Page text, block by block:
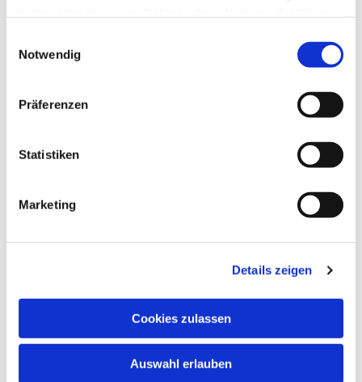
Notwendig
Präferenzen
Statistiken
Marketing
Details zeigen
Cookies zulassen
Auswahl erlauben
Dies könnte Sie auch